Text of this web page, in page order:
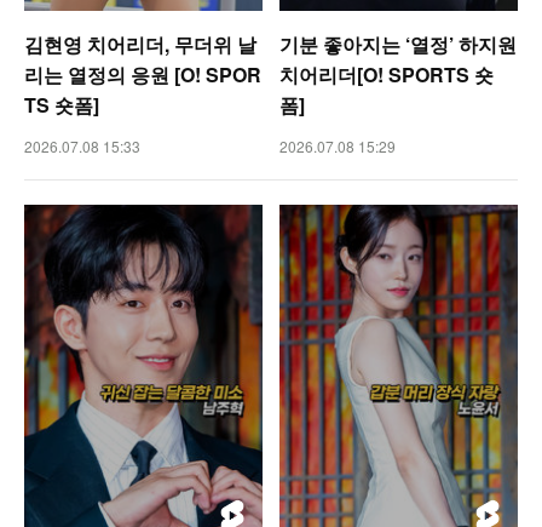
김현영 치어리더, 무더위 날
리는 열정의 응원 [O! SPOR
TS 숏폼]
2026.07.08 15:33
기분 좋아지는 ‘열정’ 하지원
치어리더[O! SPORTS 숏
폼]
2026.07.08 15:29